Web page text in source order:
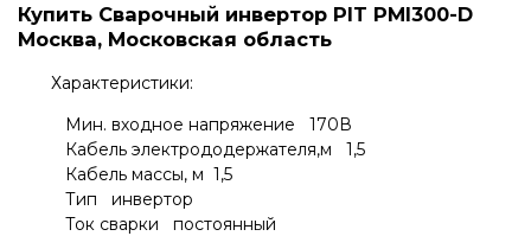
Купить Сварочный инвертор PIT PMI300-D
Москва, Московская область
Характеристики:
Мин. входное напряжение 170В
Кабель электрододержателя,м 1,5
Кабель массы, м 1,5
Тип инвертор
Ток сварки постоянный